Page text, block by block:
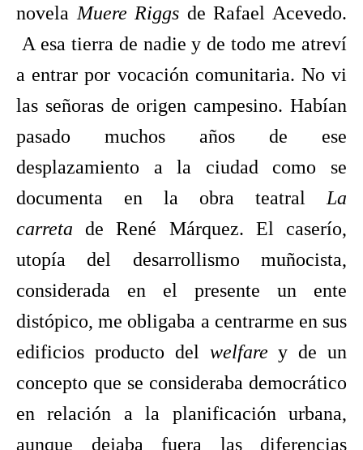
novelaMuere Riggs de Rafael Acevedo.
A esa tierra de nadie y de todo me atreví
a entrar por vocación comunitaria. No vi
las señoras de origen campesino. Habían
pasado muchos años de ese
desplazamiento a la ciudad como se
documenta en la obra teatralLa
carreta de René Márquez. El caserío,
utopía del desarrollismo muñocista,
considerada en el presente un ente
distópico, me obligaba a centrarme en sus
edificios producto del welfarey de un
concepto que se consideraba democrático
en relación a la planificación urbana,
aunque dejaba fuera las diferencias